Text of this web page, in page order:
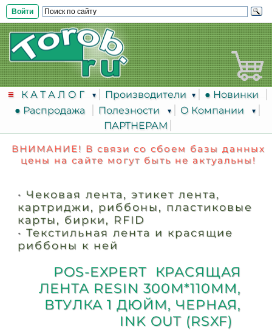
Войти
К А Т А Л О Г Производители
● Новинки
● Распродажа
Полезности
О Компании
ПАРТНЕРАМ
ВНИМАНИЕ! В связи со сбоем базы данных
цены на сайте могут быть не актуальны!
• Чековая лента, этикет лента,
картриджи, риббоны, пластиковые
карты, бирки, RFID
•Текстильная лента и красящие
риббоны к ней
POS-EXPERT КРАСЯЩАЯ
ЛЕНТА RESIN 300М*110ММ,
ВТУЛКА 1 ДЮЙМ, ЧЕРНАЯ,
INK OUT (RSXF)